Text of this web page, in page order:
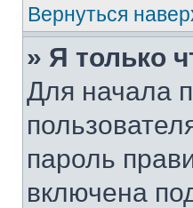
Вернуться
» Я только
Для начала
пароль
включена